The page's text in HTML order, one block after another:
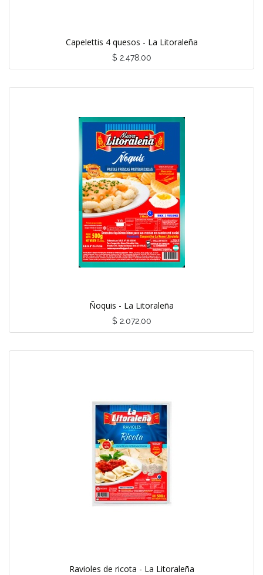
Capelettis 4 quesos - La Litoraleña
$ 2.478,00
Ñoquis - La Litoraleña
$ 2.072,00
Ravioles de ricota - La Litoraleña